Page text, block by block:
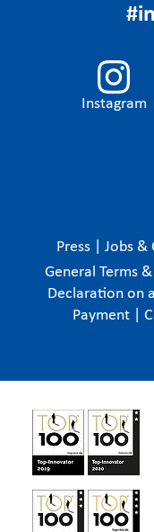
Instagram
Press Jobs &
General Terms
Declaration on
Payment